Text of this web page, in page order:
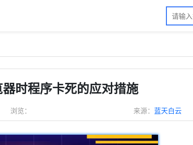
时程序卡死的应对措施
浏览： 来源： 蓝天白云